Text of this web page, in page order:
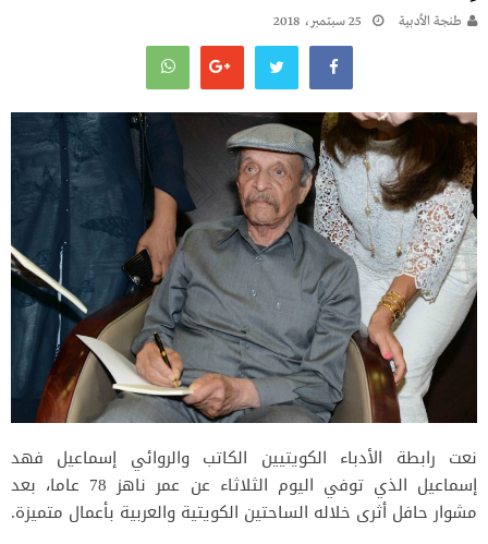
طنجة الأدبية 25 سبتمبر، 2018
نعت رابطة الأدباء الكويتيين الكاتب والروائي إسماعيل فهد
إسماعيل الذي توفي اليوم الثلاثاء عن عمر ناهز 78 عاما، بعد
مشوار حافل أثرى خلاله الساحتين الكويتية والعربية بأعمال متميزة.